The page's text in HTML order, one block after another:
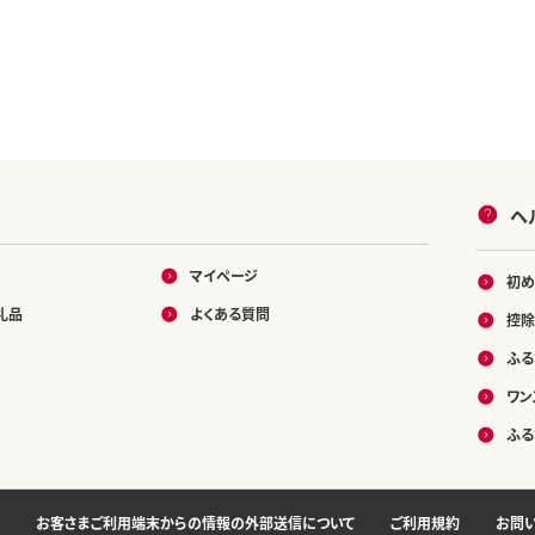
品
マイページ
よくある質問
ヘ
初
控
ふ
ワ
ふる
お客さまご利用端末からの情報の外部送信について ご利用規約 お問